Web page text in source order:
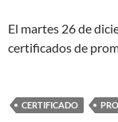
El martes 26 de
certificados de
CERTIFICADO